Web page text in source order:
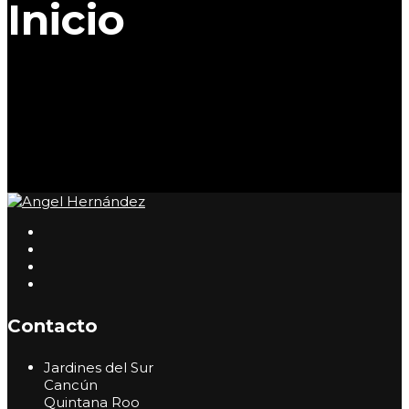
Inicio
Contacto
Jardines del Sur
Cancún
Quintana Roo